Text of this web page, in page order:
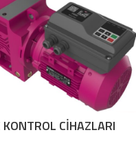
KONTROL CİHAZLARI